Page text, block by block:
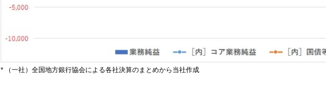
* （一社）全国地方銀行協会による各社決算のまとめから当社作成